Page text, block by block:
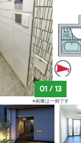
01 /13
※画像は一例です